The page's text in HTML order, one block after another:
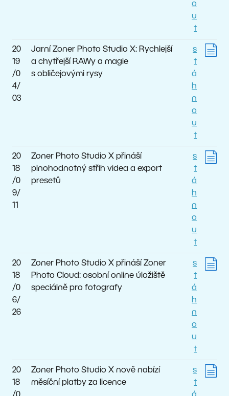
o
u
t
20
19
/0
4/
03
Jarní Zoner Photo Studio X: Rychlejší
a chytřejší RAWy a magie
s obličejovými rysy
s
t
á
h
n
o
u
t
20
18
/0
9/
Zoner Photo Studio X přináší
plnohodnotný střih videa a export
presetů
s
t
á
h
n
o
u
t
20
18
/0
6/
26
Zoner Photo Studio X přináší Zoner
Photo Cloud: osobní online úložiště
speciálně pro fotografy
s
t
á
h
n
o
u
t
20
18
Zoner Photo Studio X nově nabízí
měsíční platby za licence
s
t